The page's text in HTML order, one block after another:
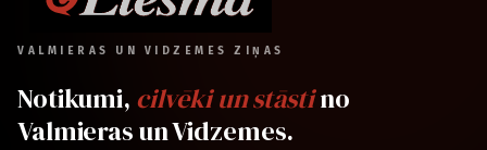
VALMIERAS UN VIDZEMES ZIŅAS
Notikumi, cilvēki un stāstino
Valmieras un Vidzemes.